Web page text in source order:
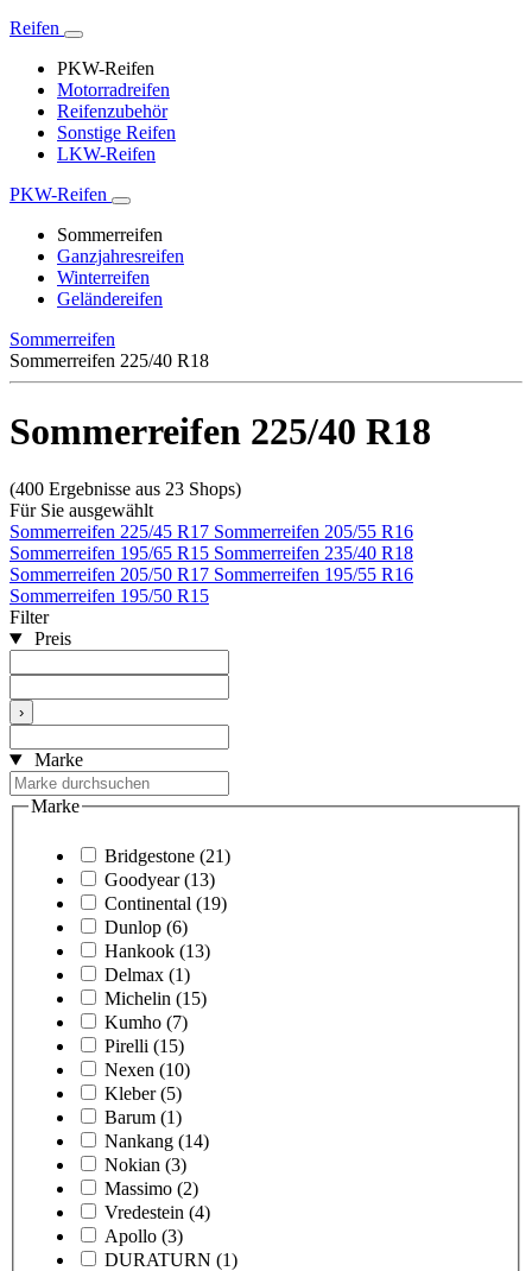
Reifen
PKW-Reifen
Motorradreifen
Reifenzubehör
Sonstige Reifen
LKW-Reifen
PKW-Reifen
Sommerreifen
Ganzjahresreifen
Winterreifen
Geländereifen
Sommerreifen
Sommerreifen 225/40 R18
Sommerreifen 225/40 R18
(400 Ergebnisse aus 23 Shops)
Für Sie ausgewählt
Sommerreifen 225/45 R17 Sommerreifen 205/55 R16
Sommerreifen 195/65 R15 Sommerreifen 235/40 R18
Sommerreifen 205/50 R17 Sommerreifen 195/55 R16
Sommerreifen 195/50 R15
Filter
Preis
›
Marke
Marke
Bridgestone (21)
Goodyear (13)
Continental (19)
Dunlop (6)
Hankook (13)
Delmax (1)
Michelin (15)
Kumho (7)
Pirelli (15)
Nexen (10)
Kleber (5)
Barum (1)
Nankang (14)
Nokian (3)
Massimo (2)
Vredestein (4)
Apollo (3)
DURATURN (1)